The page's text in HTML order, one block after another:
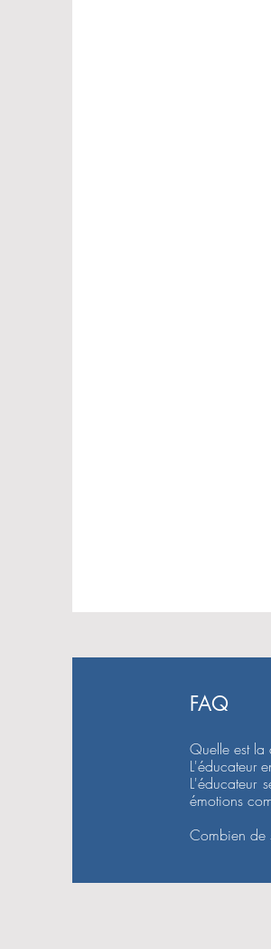
FAQ
Quelle est la
L'éducateur
L'éducateur
émotions
Combien de